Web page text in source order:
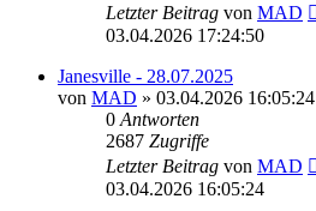
Letzter Beitrag von MAD
03.04.2026 17:24:50
Janesville - 28.07.2025
von MAD » 03.04.2026 16:05:24
0 Antworten
2687 Zugriffe
Letzter Beitrag von MAD
03.04.2026 16:05:24